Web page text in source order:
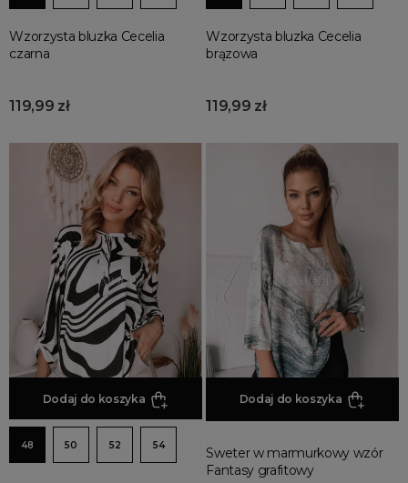
Wzorzysta bluzka Cecelia
czarna
119,99 zł
Wzorzysta bluzka Cecelia
brązowa
119,99 zł
Dodaj do koszyka
48 50 52 54
Dodaj do koszyka
Sweter w marmurkowy wzór
Fantasy grafitowy